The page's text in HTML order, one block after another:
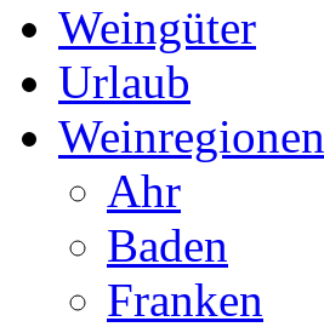
Weingüter
Urlaub
Weinregionen
Ahr
Baden
Franken